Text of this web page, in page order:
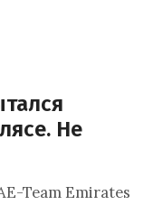
Не
Team Emirates